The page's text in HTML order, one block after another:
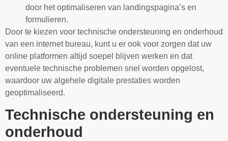
door het optimaliseren van landingspagina’s en
formulieren.
Door te kiezen voor technische ondersteuning en onderhoud
van een internet bureau, kunt u er ook voor zorgen dat uw
online platformen altijd soepel blijven werken en dat
eventuele technische problemen snel worden opgelost,
waardoor uw algehele digitale prestaties worden
geoptimaliseerd.
Technische ondersteuning en
onderhoud